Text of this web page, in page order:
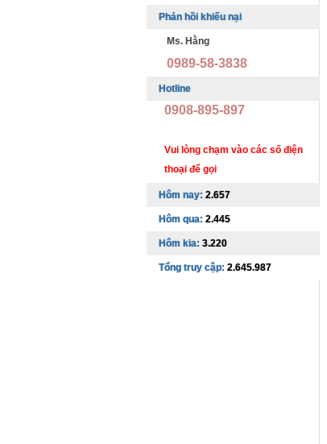
Phản hồi khiếu nại
Ms. Hằng
0989-58-3838
Hotline
0908-895-897
Vui lòng chạm vào các số điện
thoại để gọi
Hôm nay: 2.657
Hôm qua: 2.445
Hôm kia: 3.220
Tổng truy cập: 2.645.987